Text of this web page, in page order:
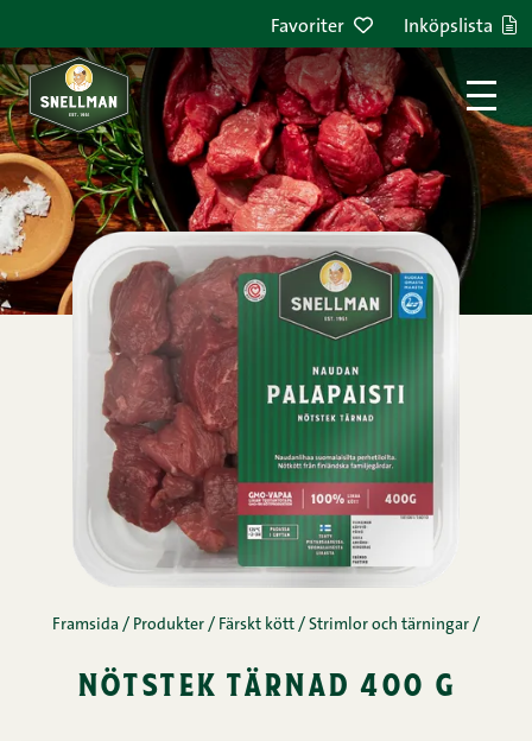
Favoriter Inköpslista
Framsida / Produkter / Färskt kött / Strimlor och tärningar /
nötstek tärnad 400 g